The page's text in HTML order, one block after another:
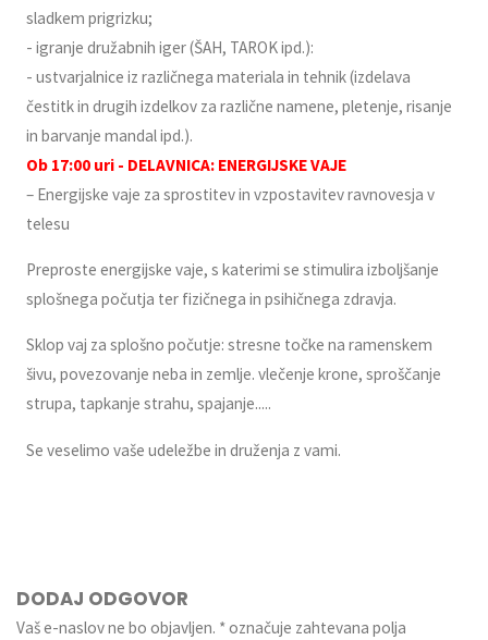
sladkem prigrizku;
- igranje družabnih iger (ŠAH, TAROK ipd.):
- ustvarjalnice iz različnega materiala in tehnik (izdelava
čestitk in drugih izdelkov za različne namene, pletenje, risanje
in barvanje mandal ipd.).
Ob 17:00 uri - DELAVNICA: ENERGIJSKE VAJE
– Energijske vaje za sprostitev in vzpostavitev ravnovesja v
telesu
Preproste energijske vaje, s katerimi se stimulira izboljšanje
splošnega počutja ter fizičnega in psihičnega zdravja.
Sklop vaj za splošno počutje: stresne točke na ramenskem
šivu, povezovanje neba in zemlje. vlečenje krone, sproščanje
strupa, tapkanje strahu, spajanje.....
Se veselimo vaše udeležbe in druženja z vami.
DODAJ ODGOVOR
Vaš e-naslov ne bo objavljen. *označuje zahtevana polja